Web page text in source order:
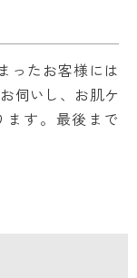
ったお客様には
伺いし、お肌ケ
す。最後まで